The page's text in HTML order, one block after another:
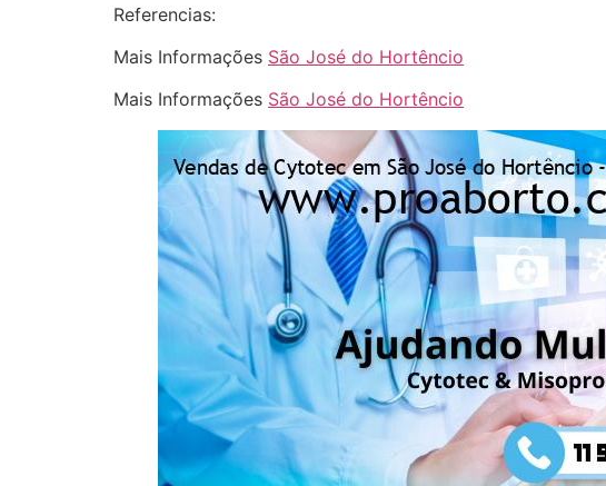
Referencias:
Mais Informações São José do Hortêncio
Mais Informações São José do Hortêncio